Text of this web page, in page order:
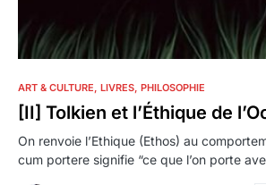
ART & CULTURE LIVRES PHILOSOPHIE
[II] Tolkien et l’Éthique de
On renvoie l’Ethique (Ethos) au
cum portere signifie “ce que l’on porte